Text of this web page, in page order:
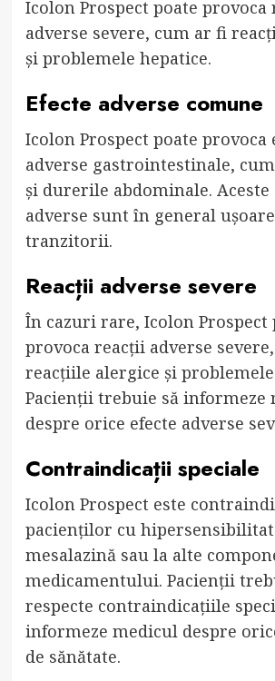
Icolon Prospect poate provoca
adverse severe, cum ar fi
și problemele hepatice.
Efecte adverse comune
Icolon Prospect poate provoca
adverse gastrointestinale,
și durerile abdominale. Aceste
adverse sunt în general
tranzitorii.
Reacții adverse severe
În cazuri rare, Icolon Prospect
provoca reacții adverse
reacțiile alergice și
Pacienții trebuie să informeze
despre orice efecte adverse
Contraindicații speciale
Icolon Prospect este
pacienților cu
mesalazină sau la alte
medicamentului. Pacienții
respecte contraindicațiile
informeze medicul despre
de sănătate.